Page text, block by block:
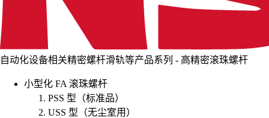
自动化设备相关精密螺杆滑轨等产品系列 - 高精密滚珠螺杆
小型化 FA 滚珠螺杆
PSS 型（标准品）
USS 型（无尘室用）